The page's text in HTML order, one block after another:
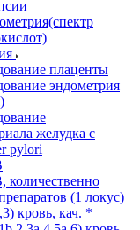
плаценты
эндометрия
желудка с
pylori
количественно
(1 локус)
кровь, кач. *